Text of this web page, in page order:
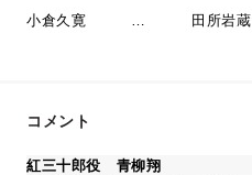
小倉久寛 … 田所岩蔵
コメント
紅三十郎役 青柳翔